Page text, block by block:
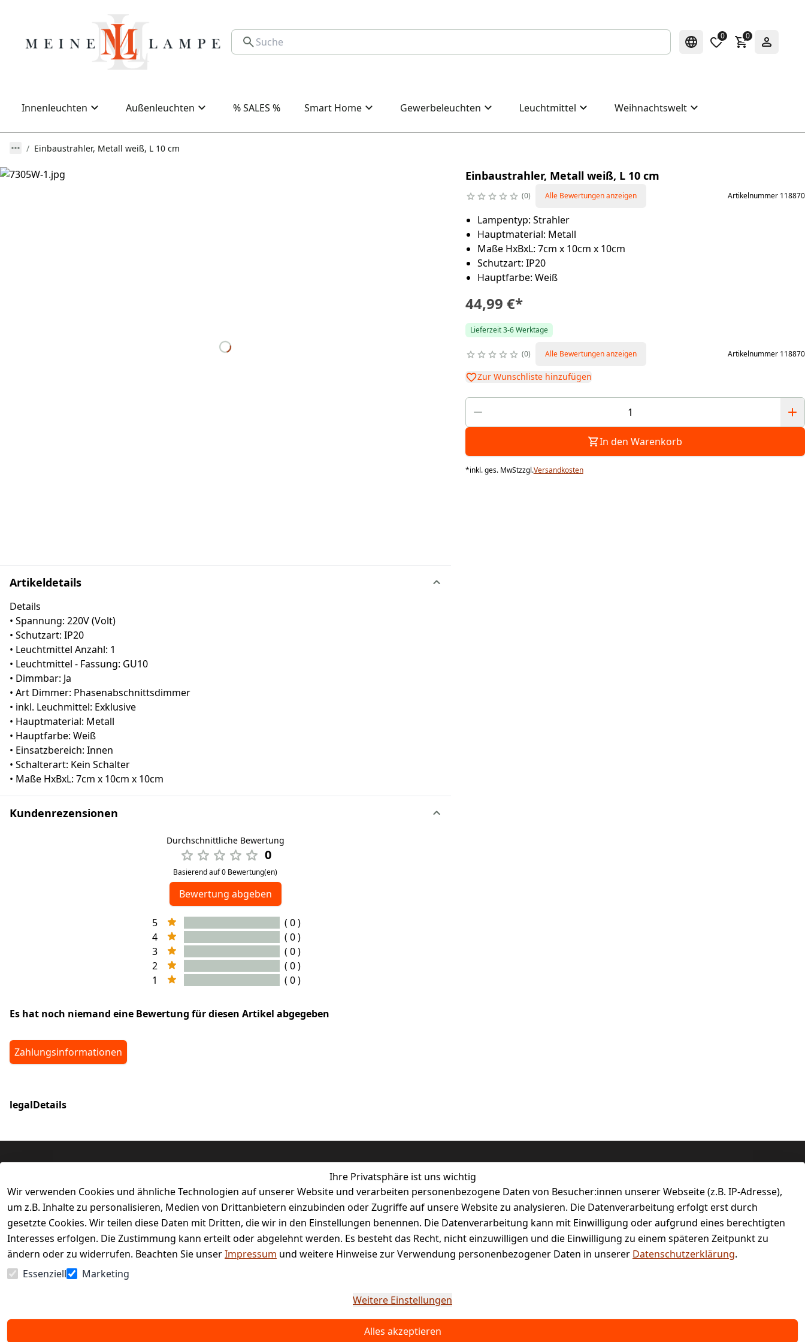
0 0
Innenleuchten Außenleuchten % SALES % Smart Home Gewerbeleuchten Leuchtmittel Weihnachtswelt
Einbaustrahler, Metall weiß, L 10 cm
Einbaustrahler, Metall weiß, L 10 cm
0 Alle Bewertungen anzeigen Artikelnummer 118870
Lampentyp: Strahler
Hauptmaterial: Metall
Maße HxBxL: 7cm x 10cm x 10cm
Schutzart: IP20
Hauptfarbe: Weiß
44,99 €*
Lieferzeit 3-6 Werktage
0 Alle Bewertungen anzeigen Artikelnummer 118870
Zur Wunschliste hinzufügen
In den Warenkorb
*inkl. ges. MwStzzgl.Versandkosten
Artikeldetails
Details
• Spannung: 220V (Volt)
• Schutzart: IP20
• Leuchtmittel Anzahl: 1
• Leuchtmittel - Fassung: GU10
• Dimmbar: Ja
• Art Dimmer: Phasenabschnittsdimmer
• inkl. Leuchmittel: Exklusive
• Hauptmaterial: Metall
• Hauptfarbe: Weiß
• Einsatzbereich: Innen
• Schalterart: Kein Schalter
• Maße HxBxL: 7cm x 10cm x 10cm
Kundenrezensionen
Durchschnittliche Bewertung
0
Basierend auf 0 Bewertung(en)
Bewertung abgeben
5
( 0 )
4
( 0 )
3
( 0 )
2
( 0 )
1
( 0 )
Es hat noch niemand eine Bewertung für diesen Artikel abgegeben
Zahlungsinformationen
legalDetails
Ihre Privatsphäre ist uns wichtig
Wir verwenden Cookies und ähnliche Technologien auf unserer Website und verarbeiten personenbezogene Daten von Besucher:innen unserer Webseite (z.B. IP-Adresse),
um z.B. Inhalte zu personalisieren, Medien von Drittanbietern einzubinden oder Zugriffe auf unsere Website zu analysieren. Die Datenverarbeitung erfolgt erst durch
gesetzte Cookies. Wir teilen diese Daten mit Dritten, die wir in den Einstellungen benennen. Die Datenverarbeitung kann mit Einwilligung oder aufgrund eines berechtigten
Interesses erfolgen. Die Zustimmung kann erteilt oder abgelehnt werden. Es besteht das Recht, nicht einzuwilligen und die Einwilligung zu einem späteren Zeitpunkt zu
ändern oder zu widerrufen. Beachten Sie unserImpressum und weitere Hinweise zur Verwendung personenbezogener Daten in unserer Datenschutzerklärung.
Essenziell
Marketing
Weitere Einstellungen
Alles akzeptieren
AGB
Impressum
Barrierefreiheitserklärung
Widerrufsrecht
Kontakt
Registrieren
Retourenportal